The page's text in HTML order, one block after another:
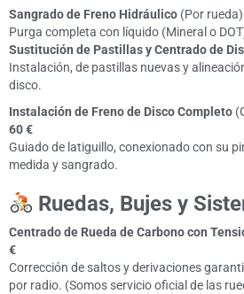
Sangrado de Freno Hidráulico (Por
Purga completa con líquido (Mineral o
Sustitución de Pastillas y Centrado de
Instalación, de pastillas nuevas y
disco.
Instalación de Freno de Disco Completo
60 €
Guiado de latiguillo, conexionado con su
medida y sangrado.
Ruedas, Bujes y
Centrado de Rueda de Carbono con
€
Corrección de saltos y derivaciones
por radio. (Somos servicio oficial de las